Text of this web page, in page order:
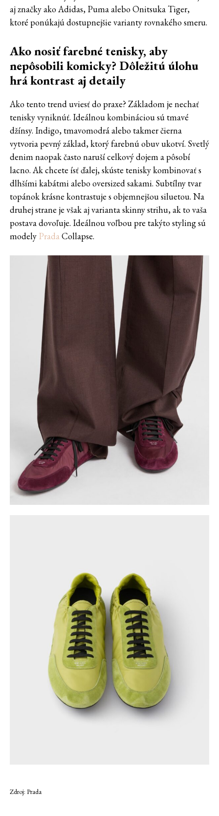
aj značky ako Adidas, Puma alebo Onitsuka Tiger,
ktoré ponúkajú dostupnejšie varianty rovnakého smeru.
Ako nosiť farebné tenisky, aby
nepôsobili komicky? Dôležitú úlohu
hrá kontrast aj detaily
Ako tento trend uviesť do praxe? Základom je nechať
tenisky vyniknúť. Ideálnou kombináciou sú tmavé
džínsy. Indigo, tmavomodrá alebo takmer čierna
vytvoria pevný základ, ktorý farebnú obuv ukotví. Svetlý
denim naopak často naruší celkový dojem a pôsobí
lacno. Ak chcete ísť ďalej, skúste tenisky kombinovať s
dlhšími kabátmi alebo oversized sakami. Subtílny tvar
topánok krásne kontrastuje s objemnejšou siluetou. Na
druhej strane je však aj varianta skinny strihu, ak to vaša
postava dovoľuje. Ideálnou voľbou pre takýto styling sú
modely PradaCollapse.
Zdroj: Prada